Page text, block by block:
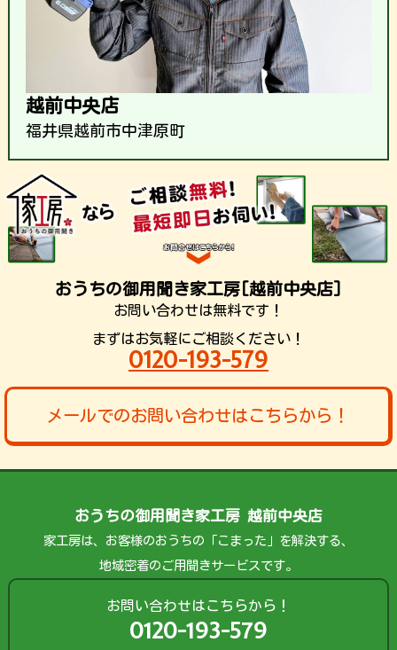
越前中央店
福井県越前市中津原町
おうちの御用聞き家工房[越前中央店]
お問い合わせは無料です！
まずはお気軽にご相談ください！
0120-193-579
メールでのお問い合わせはこちらから！
おうちの御用聞き家工房 越前中央店
家工房は、お客様のおうちの「こまった」を解決する、
地域密着のご用聞きサービスです。
お問い合わせはこちらから！
0120-193-579